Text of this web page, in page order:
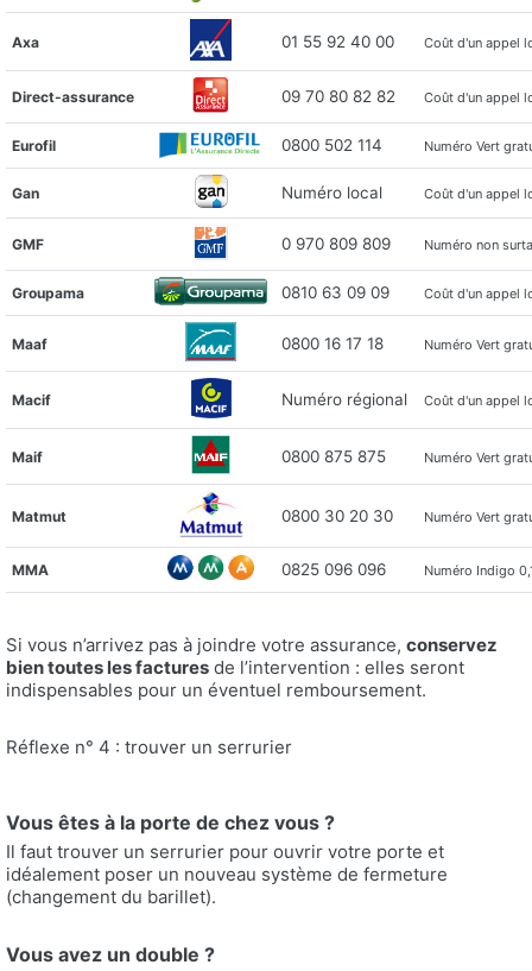
Axa 01 55 92 40 00 Coût d'un appel
Direct-assurance 09 70 80 82 82 Coût d'un appel
Eurofil 0800 502 114 Numéro Vert
Gan Numéro local Coût d'un appel
GMF 0 970 809 809 Numéro non
Groupama 0810 63 09 09 Coût d'un appel
Maaf 0800 16 17 18 Numéro Vert
Macif Numéro régional Coût d'un appel
Maif 0800 875 875 Numéro Vert
Matmut 0800 30 20 30 Numéro Vert
MMA 0825 096 096 Numéro Indigo
Si vous n’arrivez pas à joindre votre assurance, conservez
bien toutes les factures de l’intervention : elles seront
indispensables pour un éventuel remboursement.
Réflexe n° 4 : trouver un serrurier
Vous êtes à la porte de chez vous ?
Il faut trouver un serrurier pour ouvrir votre porte et
idéalement poser un nouveau système de fermeture
(changement du barillet).
Vous avez un double ?